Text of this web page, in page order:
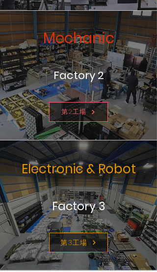
Mechanic
​Factory 2
第2工場
Electronic & Robot
Factory 3
第3工場